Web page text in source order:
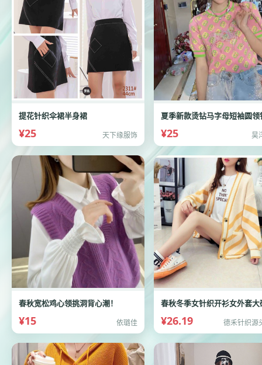
提花针织伞裙半身裙
¥25 天下缘服饰 ¥25 昊
春秋宽松鸡心领挑洞背心潮！
¥15 依璐佳 ¥26.19 德禾针织源